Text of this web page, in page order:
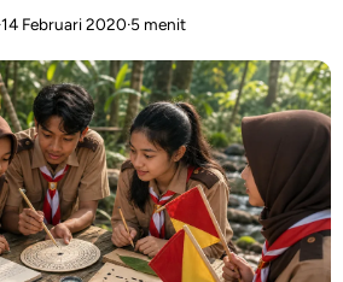
·14 Februari 2020·5 menit